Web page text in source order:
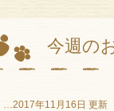
今週の
…2017年11月16日 更新